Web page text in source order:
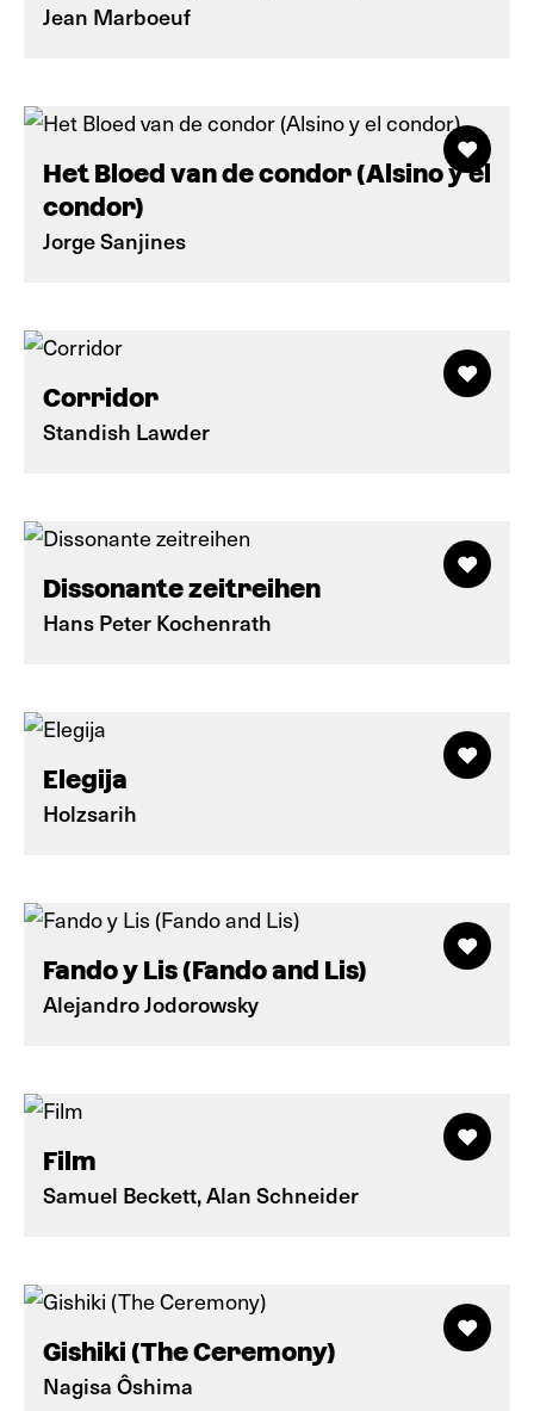
Jean Marboeuf
Het Bloed van de condor (Alsino y el
condor)
Jorge Sanjines
Corridor
Standish Lawder
Dissonante zeitreihen
Hans Peter Kochenrath
Elegija
Holzsarih
Fando y Lis (Fando and Lis)
Alejandro Jodorowsky
Film
Samuel Beckett, Alan Schneider
Gishiki (The Ceremony)
Nagisa Ôshima